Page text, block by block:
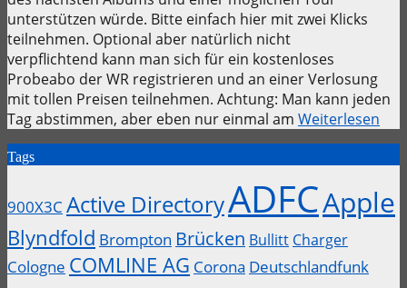
unterstützen würde. Bitte einfach hier mit zwei Klicks
teilnehmen. Optional aber natürlich nicht
verpflichtend kann man sich für ein kostenloses
Probeabo der WR registrieren und an einer Verlosung
mit tollen Preisen teilnehmen. Achtung: Man kann jeden
Tag abstimmen, aber eben nur einmal am Weiterlesen
Tags
900X3C Active DirectoryADFCApple
Blyndfold Brompton Brücken Bullitt Charger
Cologne COMLINE AG Corona Deutschlandfunk